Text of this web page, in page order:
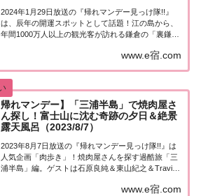
2024年1月29日放送の『帰れマンデー見っけ隊!!』
は、辰年の開運スポットとして話題！江の島から、
年間1000万人以上の観光客が訪れる鎌倉の「裏鎌倉
リー春日！果たして飲食店は見つかるのか？ゴール
www.e宿.com
帰れマンデー】「三浦半島」で焼肉屋さ
ん探し！富士山に沈む奇跡の夕日＆絶景
露天風呂（2023/8/7）
2023年8月7日放送の『帰れマンデー見っけ隊!!』は
人気企画「肉歩き」！焼肉屋さんを探す過酷旅「三
浦半島」編。ゲストは石原良純＆東山紀之＆Travis
ゴールには富士山に沈む奇跡の夕日が見られる島
www.e宿.com